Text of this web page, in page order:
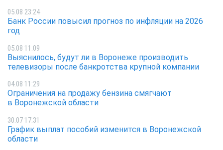
05.08 23:24
Банк России повысил прогноз по инфляции на 2026
год
05.08 11:09
Выяснилось, будут ли в Воронеже производить
телевизоры после банкротства крупной компании
04.08 11:29
Ограничения на продажу бензина смягчают
в Воронежской области
30.07 17:31
График выплат пособий изменится в Воронежской
области